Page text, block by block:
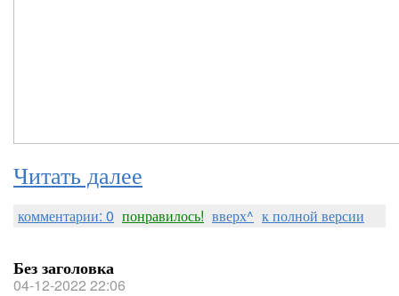
Читать далее
комментарии: 0 понравилось! вверх^ к полной версии
Без заголовка
04-12-2022 22:06